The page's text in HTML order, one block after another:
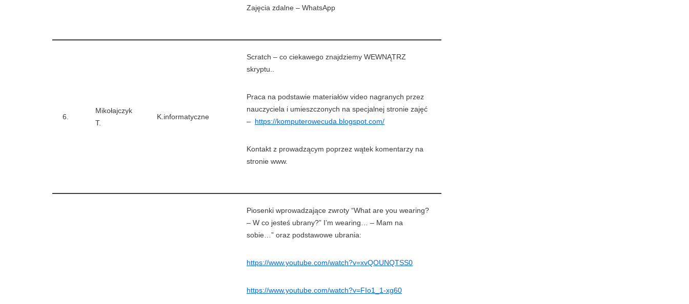
Zajęcia zdalne – WhatsApp
6.
Mikołajczyk
T.
K.informatyczne
Scratch – co ciekawego znajdziemy WEWNĄTRZ
skryptu..
Praca na podstawie materiałów video nagranych przez
nauczyciela i umieszczonych na specjalnej stronie zajęć
– https://komputerowecuda.blogspot.com/
Kontakt z prowadzącym poprzez wątek komentarzy na
stronie www.
Piosenki wprowadzające zwroty “What are you wearing?
– W co jesteś ubrany?” I’m wearing… – Mam na
sobie…” oraz podstawowe ubrania:
https://www.youtube.com/watch?v=xvQOUNQTSS0
https://www.youtube.com/watch?v=FIo1_1-xg60